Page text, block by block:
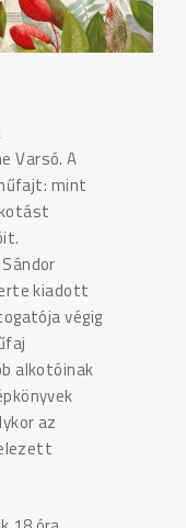
Varsó. A
mint
kiadott
végig
alkotóinak
az